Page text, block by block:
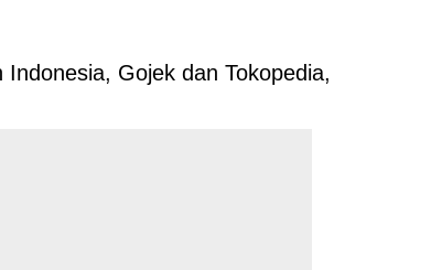
Gojek dan Tokopedia,